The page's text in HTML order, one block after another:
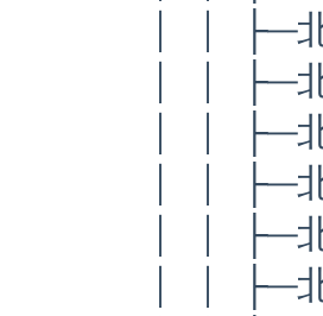
│ │ ├─
│ │ ├─
│ │ ├─
│ │ ├─北
│ │ ├─
│ │ ├─